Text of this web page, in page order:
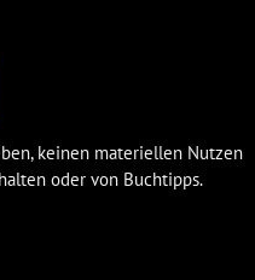
keinen materiellen Nutzen
oder von Buchtipps.